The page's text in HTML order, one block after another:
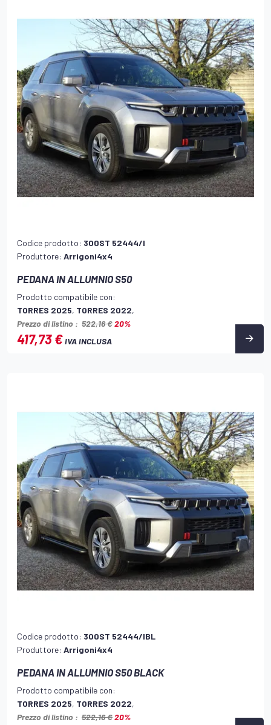
Codice prodotto: 300ST 52444/I
Produttore: Arrigoni4x4
PEDANA IN ALLUMNIO S50
Prodotto compatibile con:
TORRES 2025, TORRES 2022,
Prezzo di listino : 522,16 €20%
417,73 €IVA INCLUSA
Codice prodotto: 300ST 52444/IBL
Produttore: Arrigoni4x4
PEDANA IN ALLUMNIO S50 BLACK
Prodotto compatibile con:
TORRES 2025, TORRES 2022,
Prezzo di listino : 522,16 €20%